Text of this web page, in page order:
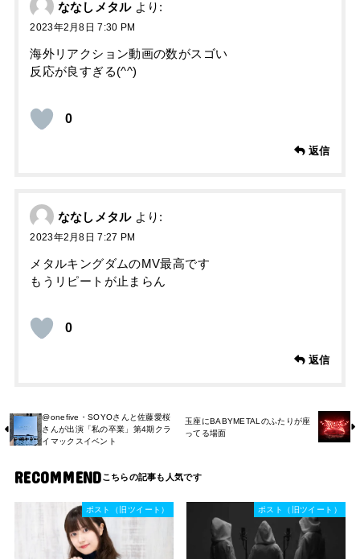
ななしメタル より:
2023年2月8日 7:30 PM
海外リアクション動画の数がスゴい
反応が良すぎる(^^)
0
返信
ななしメタル より:
2023年2月8日 7:27 PM
メタルキングダムのMV最高です
もうリピートが止まらん
0
返信
@onefive・SOYOさんと佐藤愛桜
さんが出演「私の卒業」第4期クラ
イマックスイベント
玉座にBABYMETALのふたりが座
ってる場面
RECOMMEND
ポスト（旧ツイート） ポスト（旧ツイート）